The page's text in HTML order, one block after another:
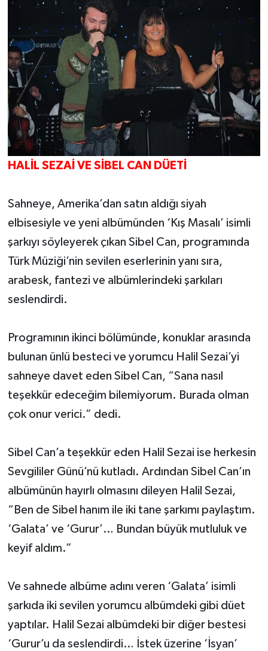
HALİL SEZAİ VE SİBEL CAN DÜETİ
Sahneye, Amerika’dan satın aldığı siyah
elbisesiyle ve yeni albümünden ‘Kış Masalı’ isimli
şarkıyı söyleyerek çıkan Sibel Can, programında
Türk Müziği’nin sevilen eserlerinin yanı sıra,
arabesk, fantezi ve albümlerindeki şarkıları
seslendirdi.
Programının ikinci bölümünde, konuklar arasında
bulunan ünlü besteci ve yorumcu Halil Sezai’yi
sahneye davet eden Sibel Can, “Sana nasıl
teşekkür edeceğim bilemiyorum. Burada olman
çok onur verici.” dedi.
Sibel Can’a teşekkür eden Halil Sezai ise herkesin
Sevgililer Günü’nü kutladı. Ardından Sibel Can’ın
albümünün hayırlı olmasını dileyen Halil Sezai,
“Ben de Sibel hanım ile iki tane şarkımı paylaştım.
‘Galata’ ve ‘Gurur’… Bundan büyük mutluluk ve
keyif aldım.”
Ve sahnede albüme adını veren ‘Galata’ isimli
şarkıda iki sevilen yorumcu albümdeki gibi düet
yaptılar. Halil Sezai albümdeki bir diğer bestesi
‘Gurur’u da seslendirdi… İstek üzerine ‘İsyan’